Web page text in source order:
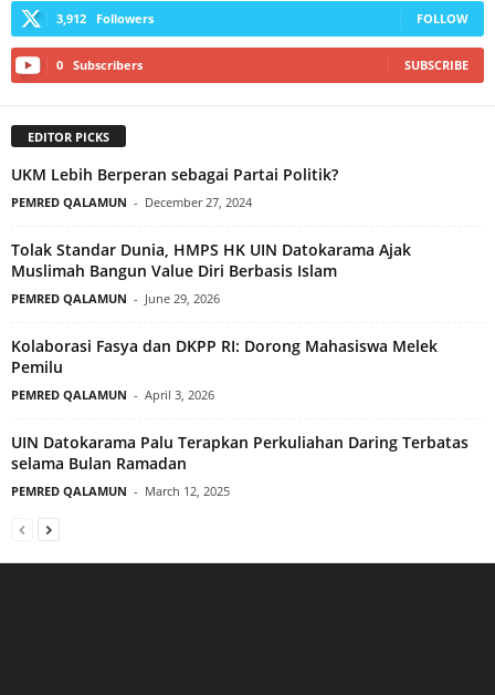
3,912 Followers FOLLOW
0 Subscribers SUBSCRIBE
EDITOR PICKS
UKM Lebih Berperan sebagai Partai Politik?
PEMRED QALAMUN - December 27, 2024
Tolak Standar Dunia, HMPS HK UIN Datokarama Ajak
Muslimah Bangun Value Diri Berbasis Islam
PEMRED QALAMUN - June 29, 2026
Kolaborasi Fasya dan DKPP RI: Dorong Mahasiswa Melek
Pemilu
PEMRED QALAMUN - April 3, 2026
UIN Datokarama Palu Terapkan Perkuliahan Daring Terbatas
selama Bulan Ramadan
PEMRED QALAMUN - March 12, 2025